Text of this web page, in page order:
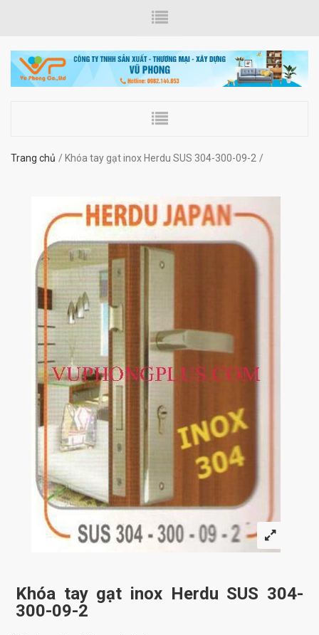
Trang chủ Khóa tay gạt inox Herdu SUS 304-300-09-2
Khóa tay gạt inox Herdu SUS 304-
300-09-2